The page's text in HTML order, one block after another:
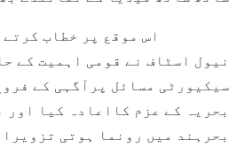
اس موقع پر خطاب کرتے
نیول اسٹاف نے قومی اہمیت کے
سیکیورٹی مسائل پرآگہی کے
بحریہ کے عزم کااعادہ کیا اور
بحرہند میں رونما ہوتی